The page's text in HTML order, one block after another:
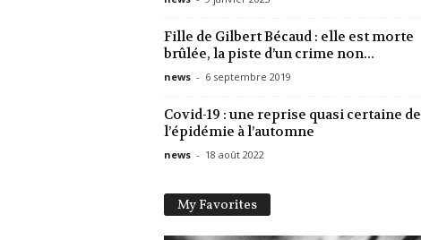
Fille de Gilbert Bécaud : elle est morte
brûlée, la piste d’un crime non...
news - 6 septembre 2019
Covid-19 : une reprise quasi certaine de
l’épidémie à l’automne
news - 18 août 2022
My Favorites